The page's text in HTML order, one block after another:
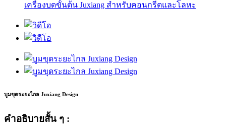
เครื่องบดขั้นต้น Juxiang สำหรับคอนกรีตและโลหะ
บูมขุดระยะไกล Juxiang Design
คำอธิบายสั้น ๆ :